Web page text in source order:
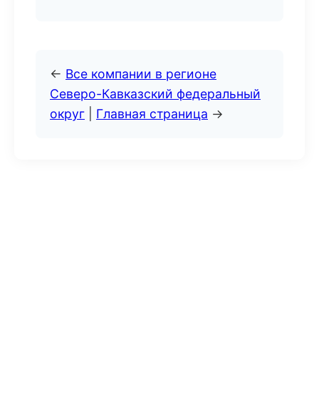
← Все компании в регионе
Северо-Кавказский федеральный
округ
Главная страница →